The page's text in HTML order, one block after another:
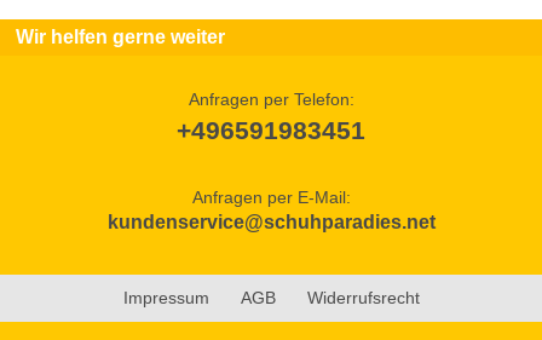
Wir helfen gerne weiter
Anfragen per Telefon:
+496591983451
Anfragen per E-Mail:
kundenservice@schuhparadies.net
Impressum AGB Widerrufsrecht